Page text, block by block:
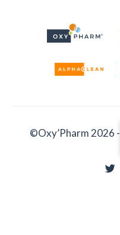
©Oxy’Pharm 2026 -